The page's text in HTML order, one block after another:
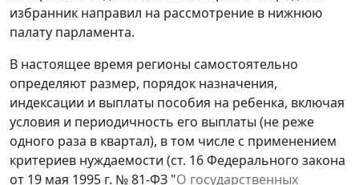
избранник направил на рассмотрение в нижнюю
палату парламента.
В настоящее время регионы самостоятельно
определяют размер, порядок назначения,
индексации и выплаты пособия на ребенка, включая
условия и периодичность его выплаты (не реже
одного раза в квартал), в том числе с применением
критериев нуждаемости (ст. 16 Федерального закона
от 19 мая 1995 г. № 81-ФЗ "О государственных